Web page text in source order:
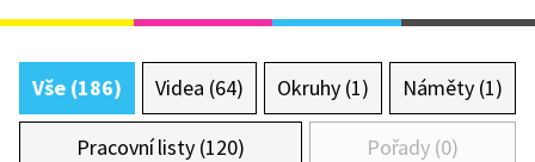
Vše (186) Videa (64) Okruhy (1) Náměty (1)
Pracovní listy (120) Pořady (0)